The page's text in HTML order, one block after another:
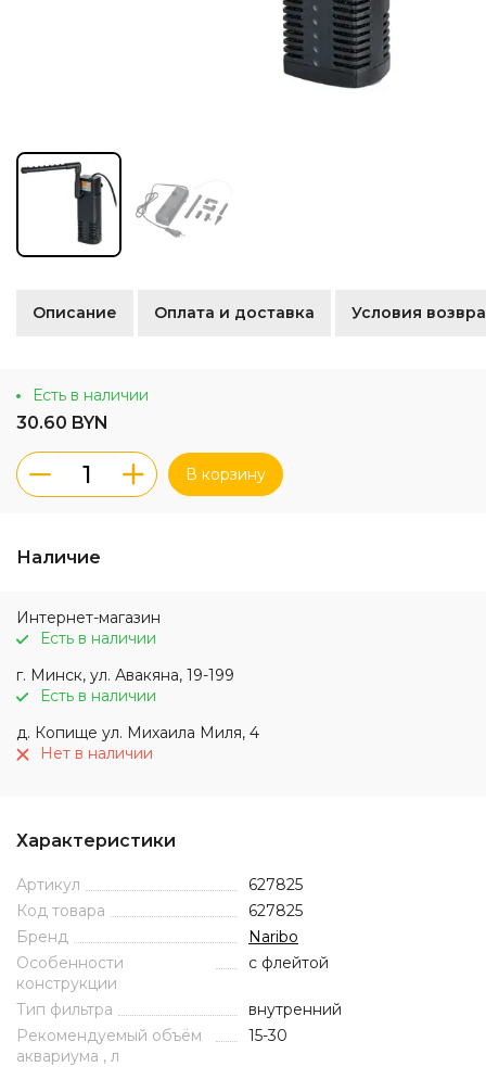
Описание Оплата и доставка Условия
Есть в наличии
30.60 BYN
В корзину
Наличие
Интернет-магазин
Есть в наличии
г. Минск, ул. Авакяна, 19-199
Есть в наличии
д. Копище ул. Михаила Миля, 4
Нет в наличии
Характеристики
Артикул
627825
Код товара
627825
Бренд
Naribo
Особенности
конструкции
с флейтой
Тип фильтра
внутренний
Рекомендуемый объём
аквариума , л
15-30